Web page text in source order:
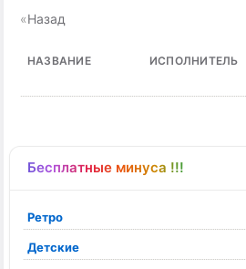
Бесплатные минуса !!!
Ретро
Детские
«Назад
НАЗВАНИЕ ИСПОЛНИТЕЛЬ